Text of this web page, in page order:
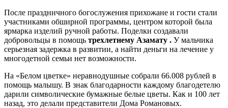
После праздничного богослужения прихожане и гости стали
участниками обширной программы, центром которой была
ярмарка изделий ручной работы. Поделки создавали
добровольцы в помощь трехлетнему Азамату . У мальчика
серьезная задержка в развитии, а найти деньги на лечение у
многодетной семьи нет возможности.
На «Белом цветке» неравнодушные собрали 66.008 рублей в
помощь малышу. В знак благодарности каждому благодетелю
дарили символические бумажные белые цветы. Как и 100 лет
назад, это делали представители Дома Романовых.